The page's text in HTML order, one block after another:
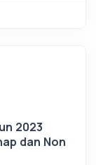
2023
dan Non